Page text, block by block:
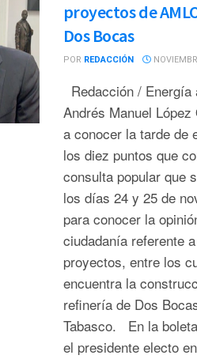
proyectos de
Dos Bocas
POR REDACCIÓN
Redacción / Energía
Andrés Manuel López
a conocer la tarde de
los diez puntos que
consulta popular que
los días 24 y 25 de
para conocer la
ciudadanía referente
proyectos, entre los
encuentra la
refinería de Dos
Tabasco. En la
el presidente electo